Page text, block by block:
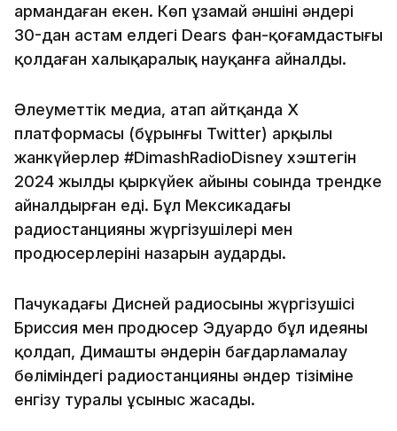
армандаған екен. Көп ұзамай әншінің әндері
30-дан астам елдегі Dears фан-қоғамдастығы
қолдаған халықаралық науқанға айналды.
Әлеуметтік медиа, атап айтқанда X
платформасы (бұрынғы Twitter) арқылы
жанкүйерлер #DimashRadioDisney хэштегін
2024 жылдың қыркүйек айының соңында трендке
айналдырған еді. Бұл Мексикадағы
радиостанцияның жүргізушілері мен
продюсерлерінің назарын аударды.
Пачукадағы Дисней радиосының жүргізушісі
Бриссия мен продюсер Эдуардо бұл идеяны
қолдап, Димаштың әндерін бағдарламалау
бөліміндегі радиостанцияның әндер тізіміне
енгізу туралы ұсыныс жасады.